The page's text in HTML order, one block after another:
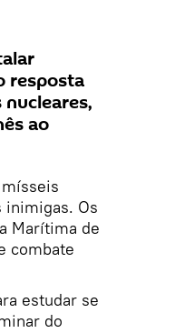
resposta
ao
inimigas. Os
Marítima de
combate
estudar se
do